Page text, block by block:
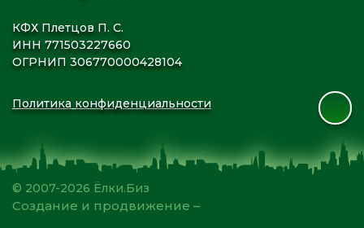
КФХ Плетцов П. С.
ИНН 771503227660
ОГРНИП 306770000428104
Политика конфиденциальности
© 2007-2026 Ёлки.Биз
Создание и продвижение –